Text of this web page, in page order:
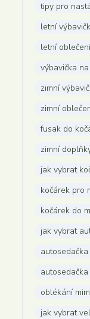
tipy pro
letní
letní
výbavička
zimní
zimní
fusak do
zimní
jak vybrat
kočárek pro
kočárek do
jak vybrat
oblékání
jak vybrat